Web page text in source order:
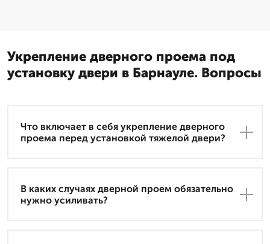
Укрепление дверного проема под
установку двери в Барнауле. Вопросы
Что включает в себя укрепление дверного
проема перед установкой тяжелой двери?
В каких случаях дверной проем обязательно
нужно усиливать?